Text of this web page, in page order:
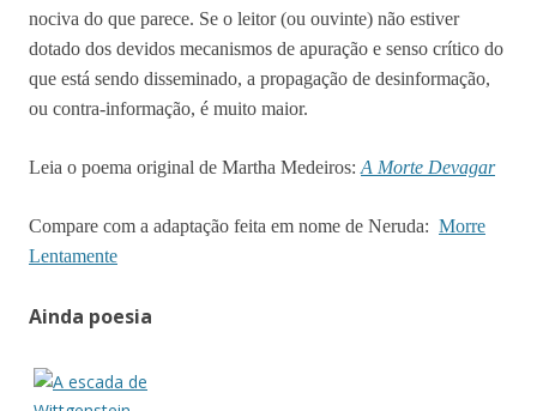
nociva do que parece. Se o leitor (ou ouvinte) não estiver
dotado dos devidos mecanismos de apuração e senso crítico do
que está sendo disseminado, a propagação de desinformação,
ou contra-informação, é muito maior.
Leia o poema original de Martha Medeiros: A Morte Devagar
Compare com a adaptação feita em nome de Neruda: Morre
Lentamente
Ainda poesia